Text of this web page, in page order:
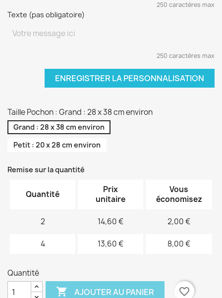
250 caractères max
Texte (pas obligatoire)
250 caractères max
ENREGISTRER LA PERSONNALISATION
Taille Pochon : Grand : 28 x 38 cm environ
Grand : 28 x 38 cm environ
Petit : 20 x 28 cm environ
Remise sur la quantité
Quantité
Prix
unitaire
Vous
économisez
2 14,60 € 2,00 €
4 13,60 € 8,00 €
Quantité
 AJOUTER AU PANIER
favorite_border